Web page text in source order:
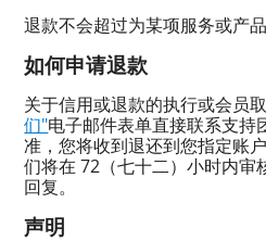
退款不会超过为某项服务或产
如何申请退款
关于信用或退款的执行或会员
们"电子邮件表单直接联系支持
准，您将收到退还到您指定账
们将在 72（七十二）小时内审
回复。
声明